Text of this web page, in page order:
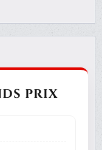
PRIX